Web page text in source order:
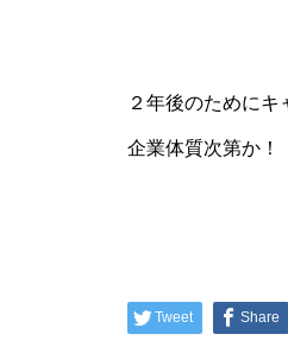
２年後のために
企業体質次第か！
Tweet Share